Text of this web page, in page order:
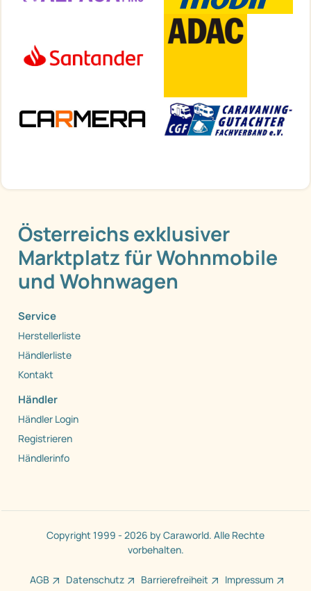
Österreichs exklusiver
Marktplatz für Wohnmobile
und Wohnwagen
Service
Herstellerliste
Händlerliste
Kontakt
Händler
Händler Login
Registrieren
Händlerinfo
Copyright 1999 - 2026 by Caraworld. Alle Rechte
vorbehalten.
AGB Datenschutz Barrierefreiheit Impressum